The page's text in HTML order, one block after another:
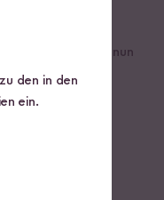
Wenn die nun
Mandelmus
den in den
ein.